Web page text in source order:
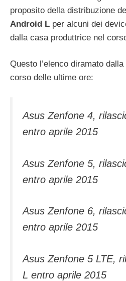
proposito della distribuzione
Android L per alcuni dei
dalla casa produttrice nel
Questo l’elenco diramato
corso delle ultime ore:
Asus Zenfone 4,
entro aprile 2015
Asus Zenfone 5,
entro aprile 2015
Asus Zenfone 6,
entro aprile 2015
Asus Zenfone 5 LTE,
L entro aprile 2015